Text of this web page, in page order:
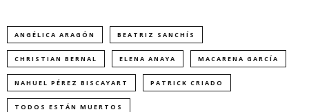
ANGÉLICA ARAGÓN BEATRIZ SANCHÍS
CHRISTIAN BERNAL ELENA ANAYA MACARENA GARCÍA
NAHUEL PÉREZ BISCAYART PATRICK CRIADO
TODOS ESTÁN MUERTOS